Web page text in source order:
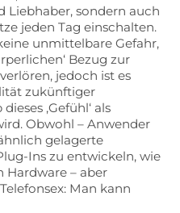
Liebhaber, sondern auch
jeden Tag einschalten.
unmittelbare Gefahr,
Bezug zur
jedoch ist es
zukünftiger
‚Gefühl‘ als
Obwohl – Anwender
gelagerte
Ins zu entwickeln, wie
Hardware – aber
Man kann